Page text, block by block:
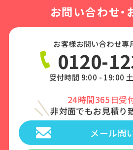
お問い合わせ・
お客様お問い合わせ専
0120-
受付時間 9:00 - 19:00
24時間365日受
非対面でもお見積り
メール問